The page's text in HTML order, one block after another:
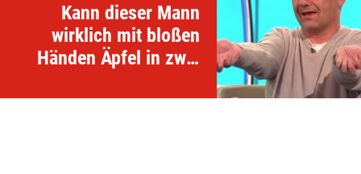
Kann dieser Mann
wirklich mit bloßen
Händen Äpfel in zwei